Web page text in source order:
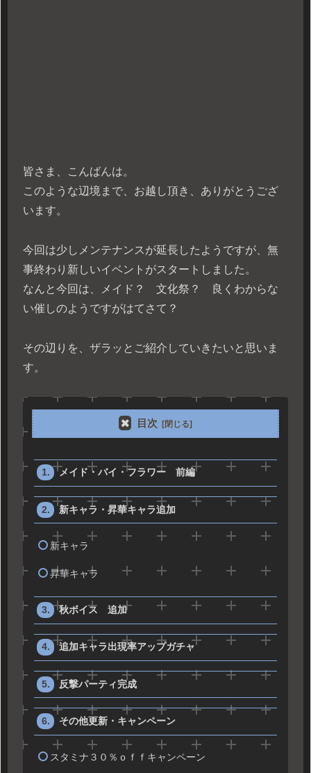
皆さま、こんばんは。
このような辺境まで、お越し頂き、ありがとうござ
います。
今回は少しメンテナンスが延長したようですが、無
事終わり新しいイベントがスタートしました。
なんと今回は、メイド？ 文化祭？ 良くわからな
い催しのようですがはてさて？
その辺りを、ザラッとご紹介していきたいと思いま
す。
目次
メイド・バイ・フラワー 前編
新キャラ・昇華キャラ追加
新キャラ
昇華キャラ
秋ボイス 追加
追加キャラ出現率アップガチャ
反撃パーティ完成
その他更新・キャンペーン
スタミナ３０％ｏｆｆキャンペーン